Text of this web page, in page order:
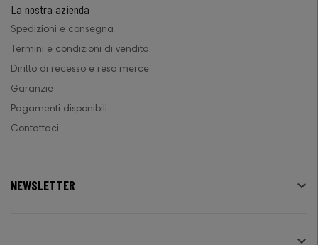
La nostra azienda
Spedizioni e consegna
Termini e condizioni di vendita
Diritto di recesso e reso merce
Garanzie
Pagamenti disponibili
Contattaci
NEWSLETTER 
